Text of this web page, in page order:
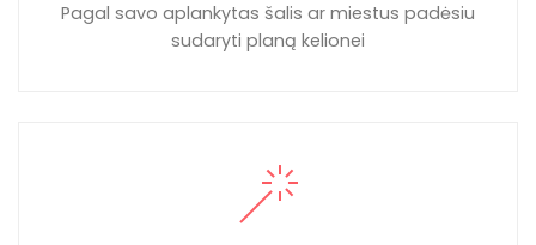
Pagal savo aplankytas šalis ar miestus padėsiu
sudaryti planą kelionei